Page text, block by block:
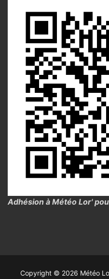
Adhésion à Météo Lor'
Copyright © 2026 Météo